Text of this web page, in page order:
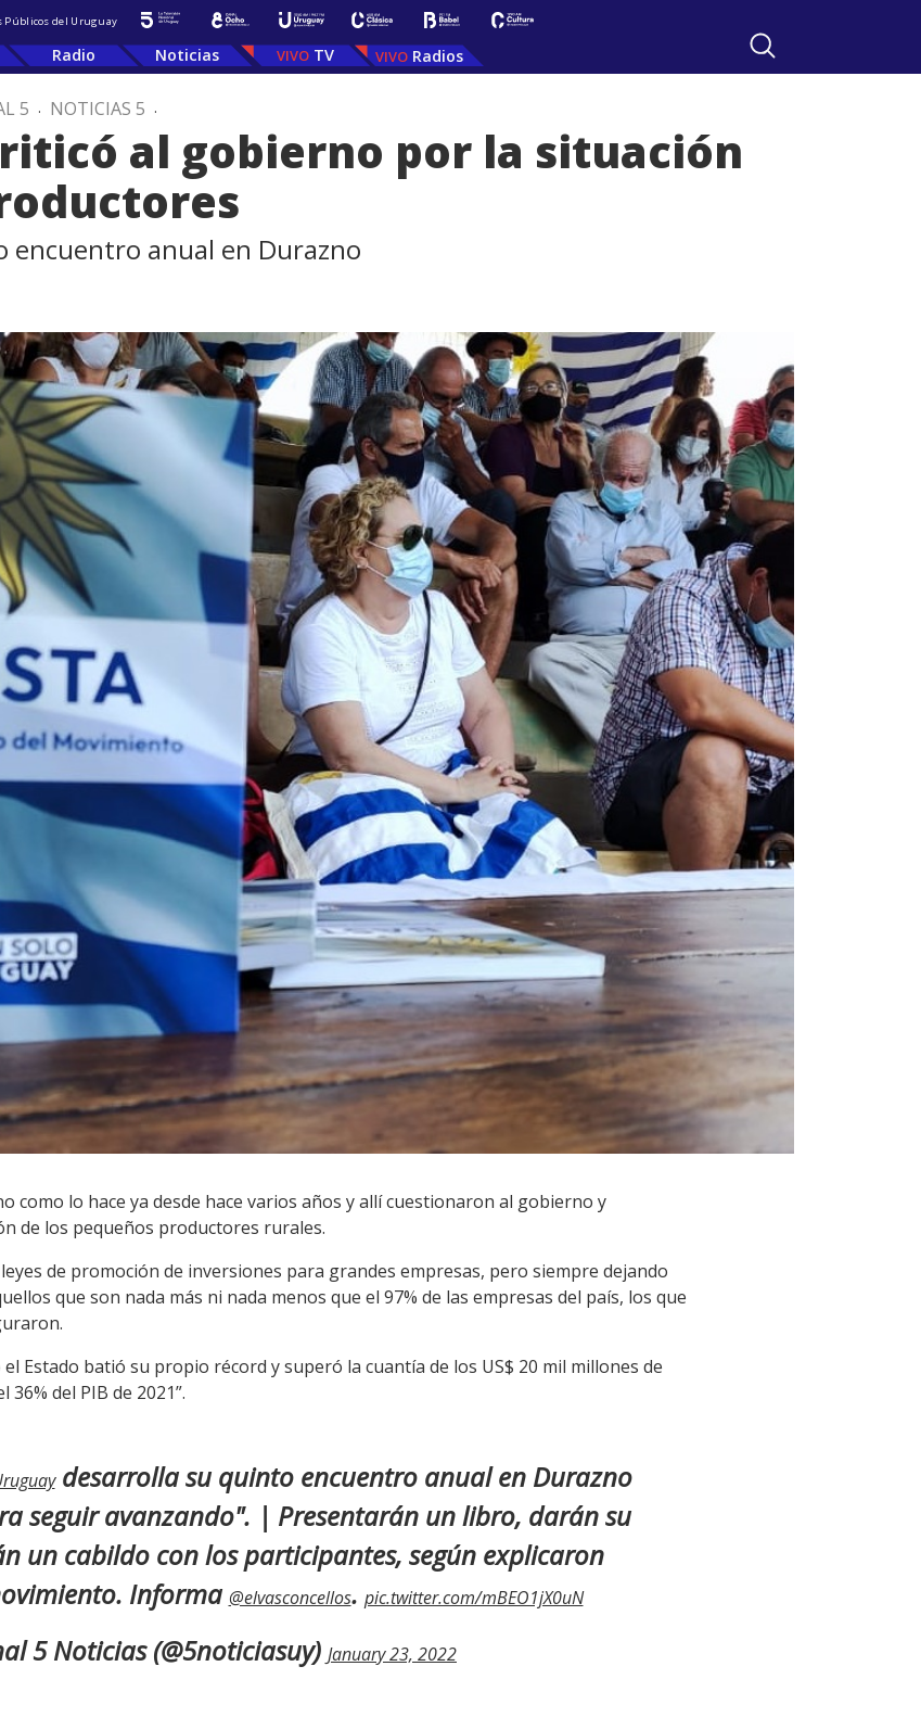
Públicos del Uruguay
Radio Noticias TV Radios
5 . NOTICIAS 5 .
al gobierno por la situación
encuentro anual en Durazno
como lo hace ya desde hace varios años y allí cuestionaron al gobierno y
de los pequeños productores rurales.
de promoción de inversiones para grandes empresas, pero siempre dejando
que son nada más ni nada menos que el 97% de las empresas del país, los que
Estado batió su propio récord y superó la cuantía de los US$ 20 mil millones de
del PIB de 2021”.
desarrolla su quinto encuentro anual en Durazno
seguir avanzando". | Presentarán un libro, darán su
un cabildo con los participantes, según explicaron
Informa @elvasconcellos. pic.twitter.com/mBEO1jX0uN
5 Noticias (@5noticiasuy) January 23, 2022